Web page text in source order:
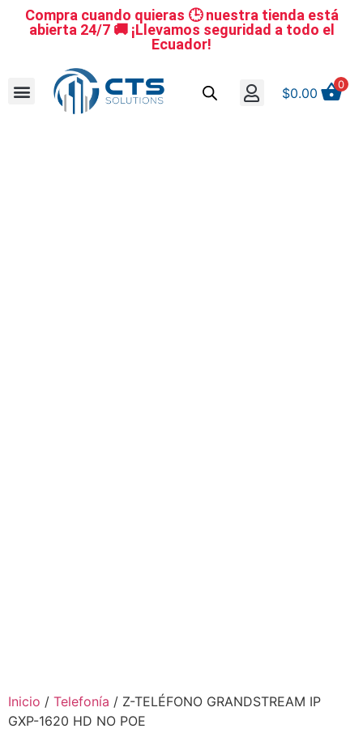
Compra cuando quieras 🕒 nuestra tienda está
abierta 24/7 🚚 ¡Llevamos seguridad a todo el
Ecuador!
$0.00
0
Inicio / Telefonía / Z-TELÉFONO GRANDSTREAM IP
GXP-1620 HD NO POE